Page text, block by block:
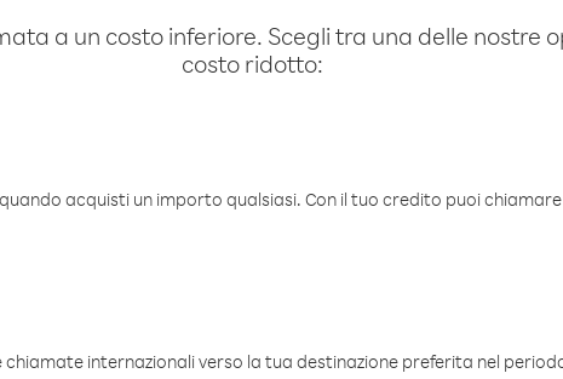
a un costo inferiore. Scegli tra una delle nostre
costo ridotto:
acquisti un importo qualsiasi. Con il tuo credito puoi
internazionali verso la tua destinazione preferita nel